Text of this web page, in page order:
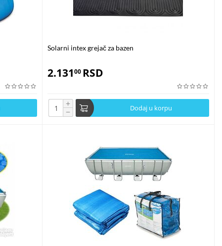
Solarni intex grejač za bazen
2.13100 RSD
+
− Dodaj u korpu